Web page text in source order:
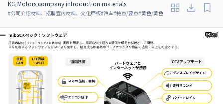
KG Motors company introduction materials
#公司介绍材料、招聘宣传材料、文化甲板#汽车#特点/要点#黄色/黄色